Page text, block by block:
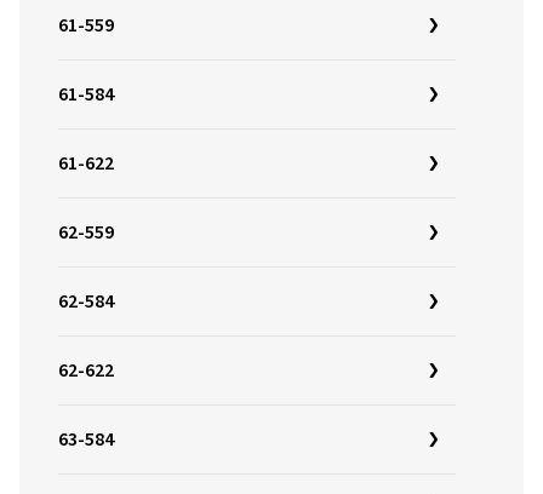
61-559
61-584
61-622
62-559
62-584
62-622
63-584